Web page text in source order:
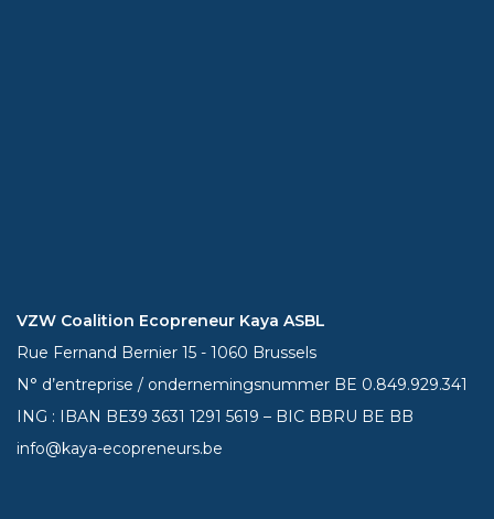
VZW Coalition Ecopreneur Kaya ASBL
Rue Fernand Bernier 15 - 1060 Brussels
N° d’entreprise / ondernemingsnummer BE 0.849.929.341
ING : IBAN BE393631 1291 5619 – BIC BBRU BE BB
info@kaya-ecopreneurs.be